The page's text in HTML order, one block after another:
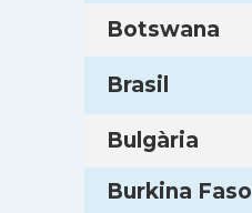
Botswana
Brasil
Bulgària
Burkina Faso